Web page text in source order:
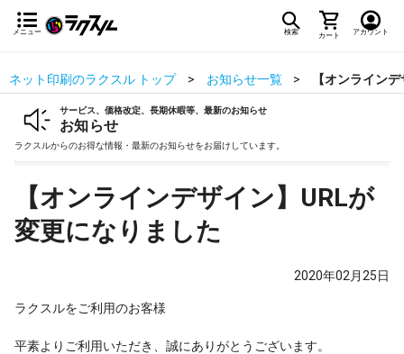
メニュー 検索 カート アカウント
ネット印刷のラクスル トップ お知らせ一覧 【オンライン
サービス、価格改定、長期休暇等、最新のお知らせ
お知らせ
ラクスルからのお得な情報・最新のお知らせをお届けしています。
【オンラインデザイン】URLが
変更になりました
2020年02月25日
ラクスルをご利用のお客様
平素よりご利用いただき、誠にありがとうございます。